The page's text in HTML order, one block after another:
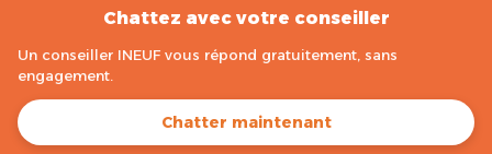
Chattez avec votre conseiller
Un conseiller INEUF vous répond gratuitement, sans
engagement.
Chatter maintenant